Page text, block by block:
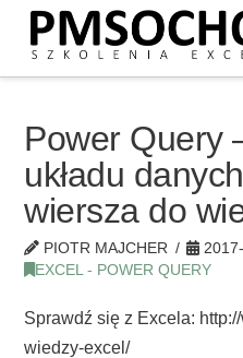
Power Query
układu
wiersza do
PIOTR MAJCHER
EXCEL - POWER QUERY
Sprawdź się z Excela:
wiedzy-excel/